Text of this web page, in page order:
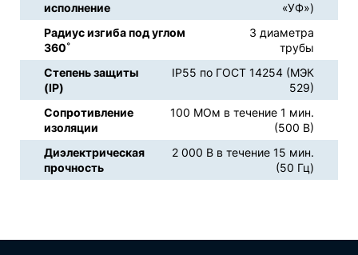
исполнение
«УФ»)
Радиус изгиба под углом
360˚
3 диаметра
трубы
Степень защиты
(IP)
IP55 по ГОСТ 14254 (МЭК
529)
Сопротивление
изоляции
100 МОм в течение 1 мин.
(500 В)
Диэлектрическая
прочность
2 000 В в течение 15 мин.
(50 Гц)